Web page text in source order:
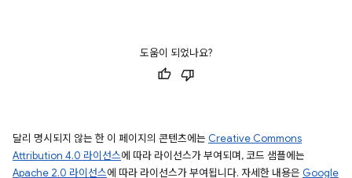
도움이 되었나요?
달리 명시되지 않는 한 이 페이지의 콘텐츠에는 Creative Commons
Attribution 4.0 라이선스에 따라 라이선스가 부여되며, 코드 샘플에는
Apache 2.0 라이선스에 따라 라이선스가 부여됩니다. 자세한 내용은 Google